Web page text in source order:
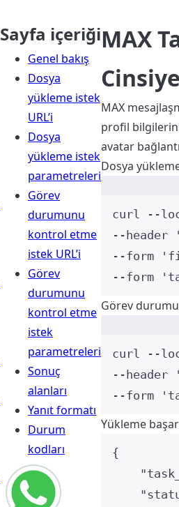
Sayfa içeriği
Genel bakış
Dosya
yükleme istek
URL’i
Dosya
yükleme istek
parametreleri
Görev
durumunu
kontrol etme
istek URL’i
Görev
durumunu
kontrol etme
istek
parametreleri
Sonuç
alanları
Yanıt formatı
Durum
kodları
MAX
MAX
profil
avatar
Dosya
curl --
--header
'
--form
'
--form
'
Görev
curl --
--header
'
--form
'
Yükleme
{